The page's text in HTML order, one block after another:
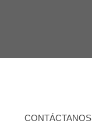
CONTÁCTANOS